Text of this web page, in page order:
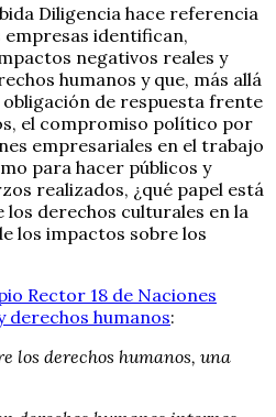
Diligencia hace referencia
empresas identifican,
negativos reales y
humanos y que, más allá
de respuesta frente
el compromiso político por
empresariales en el trabajo
para hacer públicos y
realizados, ¿qué papel está
derechos culturales en la
los impactos sobre los
Rector 18 de Naciones
derechos humanos:
los derechos humanos, una